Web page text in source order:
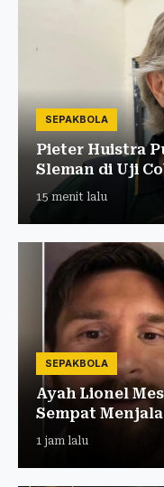
SEPAKBOLA
Pieter Huistra
Sleman di Uji
15 menit lalu
SEPAKBOLA
Ayah Lionel
Sempat
1 jam lalu